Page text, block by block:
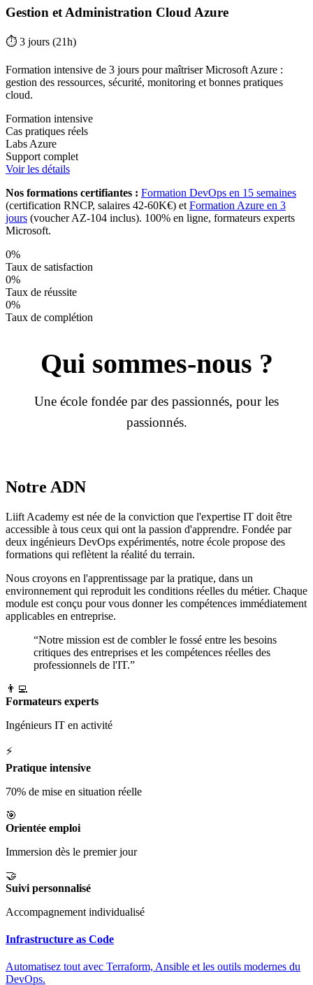
Gestion et Administration Cloud Azure
⏱️ 3 jours (21h)
Formation intensive de 3 jours pour maîtriser Microsoft Azure :
gestion des ressources, sécurité, monitoring et bonnes pratiques
cloud.
Formation intensive
Cas pratiques réels
Labs Azure
Support complet
Voir les détails
Nos formations certifiantes : Formation DevOps en 15 semaines
(certification RNCP, salaires 42-60K€) et Formation Azure en 3
jours (voucher AZ-104 inclus). 100% en ligne, formateurs experts
Microsoft.
0%
Taux de satisfaction
0%
Taux de réussite
0%
Taux de complétion
Qui sommes-nous ?
Une école fondée par des passionnés, pour les
passionnés.
Notre ADN
Liift Academy est née de la conviction que l'expertise IT doit être
accessible à tous ceux qui ont la passion d'apprendre. Fondée par
deux ingénieurs DevOps expérimentés, notre école propose des
formations qui reflètent la réalité du terrain.
Nous croyons en l'apprentissage par la pratique, dans un
environnement qui reproduit les conditions réelles du métier. Chaque
module est conçu pour vous donner les compétences immédiatement
applicables en entreprise.
“Notre mission est de combler le fossé entre les besoins
critiques des entreprises et les compétences réelles des
professionnels de l'IT.”
👨‍💻
Formateurs experts
Ingénieurs IT en activité
⚡
Pratique intensive
70% de mise en situation réelle
🎯
Orientée emploi
Immersion dès le premier jour
🤝
Suivi personnalisé
Accompagnement individualisé
Infrastructure as Code
Automatisez tout avec Terraform, Ansible et les outils modernes du
DevOps.